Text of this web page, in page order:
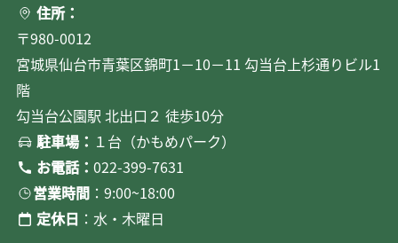
住所：
〒980-0012
宮城県仙台市青葉区錦町1－10－11 勾当台上杉通りビル1
階
勾当台公園駅 北出口２ 徒歩10分
駐車場： １台（かもめパーク）
お電話：022-399-7631
営業時間 ：9:00~18:00
定休日 ：水・木曜日